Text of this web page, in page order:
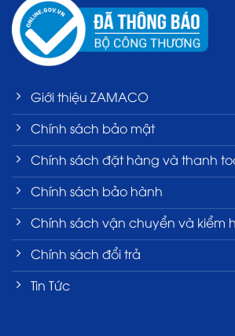
Giới thiệu ZAMACO
Chính sách bảo mật
Chính sách đặt hàng và thanh
Chính sách bảo hành
Chính sách vận chuyển và kiểm
Chính sách đổi trả
Tin Tức